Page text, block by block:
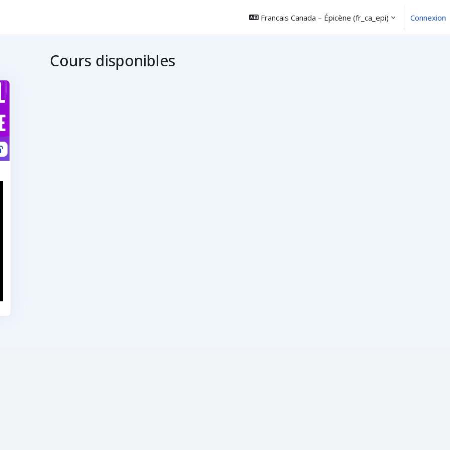
Francais Canada – Épicène ‎(fr_ca_epi)‎ Connexion
Cours disponibles